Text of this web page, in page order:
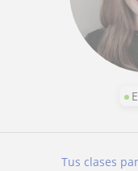
Tus clases